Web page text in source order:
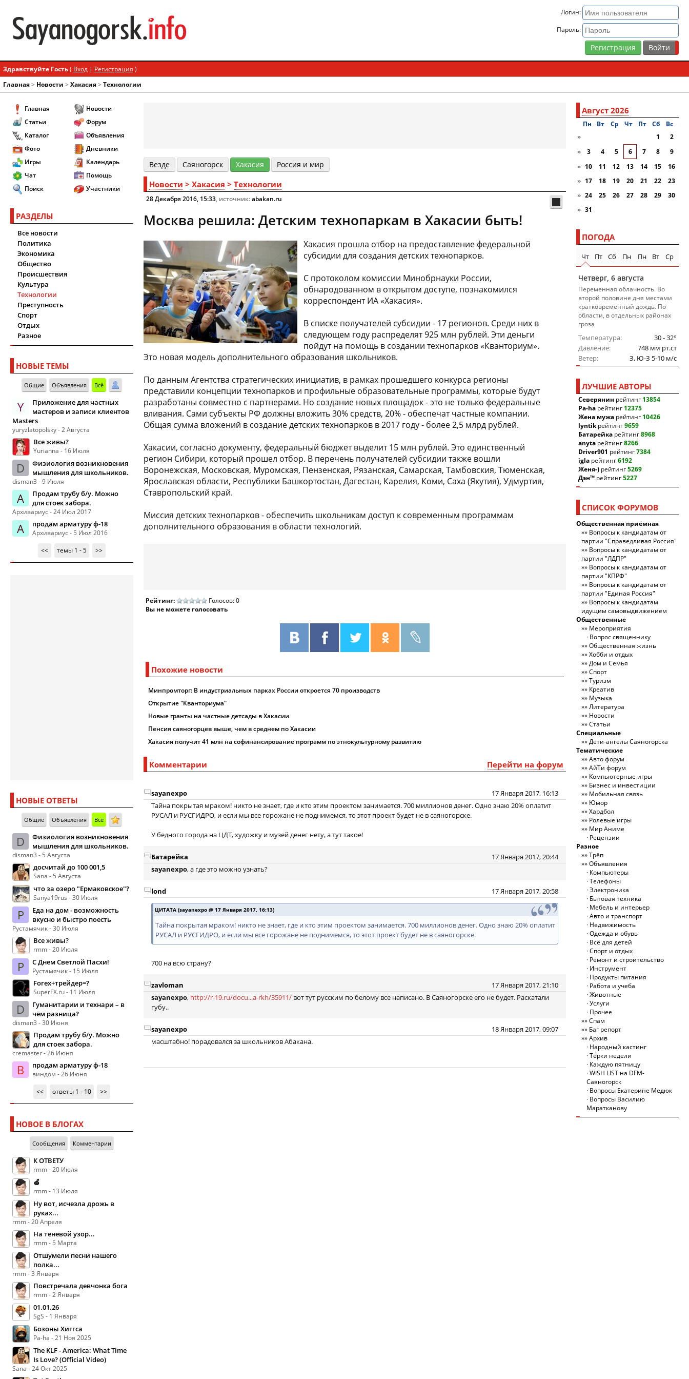
Логин:
Пароль:
Регистрация
Здравствуйте Гость( Вход | Регистрация )
Главная> Новости > Хакасия> Технологии
Главная
Статьи
Каталог
Фото
Игры
Чат
Поиск
Новости
Форум
Объявления
Дневники
Календарь
Помощь
Участники
РАЗДЕЛЫ
Все новости
Политика
Экономика
Общество
Происшествия
Культура
Технологии
Преступность
Спорт
Отдых
Разное
НОВЫЕ ТЕМЫ
Общие Объявления Всё
Y
Приложение для частных
мастеров и записи клиентов
Masters
yuryzlatopolsky - 2 Августа
Все живы?
Yurianna - 16 Июля
D
Физиология возникновения
мышления для школьников.
disman3 - 9 Июля
А
Продам трубу б/у. Можно
для стоек забора.
Архивариус - 24 Июл 2017
А продам арматуру ф-18
Архивариус - 5 Июл 2016
<<
темы 1 - 5 >>
НОВЫЕ ОТВЕТЫ
Общие Объявления Всё
D
Физиология возникновения
мышления для школьников.
disman3 - 5 Августа
досчитай до 100 001,5
Sana - 5 Августа
что за озеро "Ермаковское"?
Sanya19rus - 30 Июля
Р
Еда на дом - возможность
вкусно и быстро поесть
Рустамячик - 30 Июля
Все живы?
rmm - 20 Июля
Р С Днем Светлой Пасхи!
Рустамячик - 15 Июля
Forex+трейдер=?
SuperFX.ru - 11 Июля
D
Гуманитарии и технари – в
чём разница?
disman3 - 30 Июня
Продам трубу б/у. Можно
для стоек забора.
cremaster - 26 Июня
В продам арматуру ф-18
виндом - 26 Июня
<<
ответы 1 - 10 >>
НОВОЕ В БЛОГАХ
Сообщения Комментарии
К ОТВЕТУ
rmm - 20 Июля
🍏
rmm - 13 Июля
Ну вот, исчезла дрожь в
руках...
rmm - 20 Апреля
На теневой узор...
rmm - 5 Марта
Отшумели песни нашего
полка...
rmm - 3 Января
Повстречала девчонка бога
rmm - 2 Января
01.01.26
SgS - 1 Января
Бозоны Хиггса
Pa-ha - 21 Ноя 2025
The KLF - America: What Time
Is Love? (Official Video)
Sana - 24 Окт 2025
Везде Cаяногорск Хакасия Россия и мир
Новости > Хакасия > Технологии
28 Декабря 2016, 15:33, источник:abakan.ru
Москва решила: Детским технопаркам в Хакасии быть!
Хакасия прошла отбор на предоставление федеральной
субсидии для создания детских технопарков.
С протоколом комиссии Минобрнауки России,
обнародованном в открытом доступе, познакомился
корреспондент ИА «Хакасия».
В списке получателей субсидии - 17 регионов. Среди них в
следующем году распределят 925 млн рублей. Эти деньги
пойдут на помощь в создании технопарков «Кванториум».
Это новая модель дополнительного образования школьников.
По данным Агентства стратегических инициатив, в рамках прошедшего конкурса регионы
представили концепции технопарков и профильные образовательные программы, которые будут
разработаны совместно с партнерами. Но создание новых площадок - это не только федеральные
вливания. Сами субъекты РФ должны вложить 30% средств, 20% - обеспечат частные компании.
Общая сумма вложений в создание детских технопарков в 2017 году - более 2,5 млрд рублей.
Хакасии, согласно документу, федеральный бюджет выделит 15 млн рублей. Это единственный
регион Сибири, который прошел отбор. В перечень получателей субсидии также вошли
Воронежская, Московская, Муромская, Пензенская, Рязанская, Самарская, Тамбовския, Тюменская,
Ярославская области, Республики Башкортостан, Дагестан, Карелия, Коми, Саха (Якутия), Удмуртия,
Ставропольский край.
Миссия детских технопарков - обеспечить школьникам доступ к современным программам
дополнительного образования в области технологий.
Рейтинг:
Голосов: 0
Вы не можете голосовать
Похожие новости
Минпромторг: В индустриальных парках России откроется 70 производств
Открытие "Кванториума"
Новые гранты на частные детсады в Хакасии
Пенсия саяногорцев выше, чем в среднем по Хакасии
Хакасия получит 41 млн на софинансирование программ по этнокультурному развитию
Перейти на форум
Комментарии
17 Января 2017, 16:13
sayanexpo
Тайна покрытая мраком! никто не знает, где и кто этим проектом занимается. 700 миллионов денег. Одно знаю 20% оплатит
РУСАЛ и РУСГИДРО, и если мы все горожане не поднимемся, то этот проект будет не в саяногорске.
У бедного города на ЦДТ, художку и музей денег нету, а тут такое!
17 Января 2017, 20:44
Батарейка
sayanexpo, а где это можно узнать?
17 Января 2017, 20:58
lond
ЦИТАТА (sayanexpo @ 17 Января 2017, 16:13)
Тайна покрытая мраком! никто не знает, где и кто этим проектом занимается. 700 миллионов денег. Одно знаю 20% оплатит
РУСАЛ и РУСГИДРО, и если мы все горожане не поднимемся, то этот проект будет не в саяногорске.
700 на всю страну?
17 Января 2017, 21:10
zavloman
sayanexpo, http://r-19.ru/docu...a-rkh/35911/ вот тут русским по белому все написано. В Саяногорске его не будет. Раскатали
губу..
18 Января 2017, 09:07
sayanexpo
масштабно! порадовался за школьников Абакана.
Август 2026
Пн Вт Ср Чт Пт Сб
Вc
»
1
2
»
3 4 5 6 7 8
9
» 10 11 12 13 14 15
16
» 17 18 19 20 21 22
23
» 24 25 26 27 28 29
30
» 31
ПОГОДА
Чт Пт Сб Пн Пн Вт Ср
Четверг, 6 августа
Переменная облачность. Во
второй половине дня местами
кратковременный дождь. По
области, в отдельных районах
гроза
Температура
30 - 32°
Давление
748 мм рт.ст
Ветер
З, Ю-З 5-10 м/c
ЛУЧШИЕ АВТОРЫ
Северянин рейтинг 13854
Pa-ha рейтинг 12375
Жена мужа рейтинг 10426
lyntikрейтинг9659
Батарейка рейтинг8968
anyta рейтинг8266
Driver901 рейтинг7384
igla рейтинг6192
Женя-) рейтинг5269
Дэн™ рейтинг5227
СПИСОК ФОРУМОВ
Общественная приёмная
Вопросы к кандидатам от
партии "Справедливая Россия"
Вопросы к кандидатам от
партии "ЛДПР"
Вопросы к кандидатам от
партии "КПРФ"
Вопросы к кандидатам от
партии "Единая Россия"
Вопросы к кандидатам
идущим самовыдвижением
Общественные
Мероприятия
Вопрос священнику
Общественная жизнь
Хобби и отдых
Дом и Семья
Спорт
Туризм
Креатив
Музыка
Литература
Новости
Статьи
Специальные
Дети-ангелы Саяногорска
Тематические
Авто форум
АйТи форум
Компьютерные игры
Бизнес и инвестиции
Мобильная связь
Юмор
Хардбол
Ролевые игры
Мир Аниме
Рецензии
Разное
Трёп
Объявления
Компьютеры
Телефоны
Электроника
Бытовая техника
Мебель и интерьер
Авто и транспорт
Недвижимость
Одежда и обувь
Всё для детей
Спорт и отдых
Ремонт и строительство
Инструмент
Продукты питания
Работа и учеба
Животные
Услуги
Прочее
Спам
Баг репорт
Архив
Народный кастинг
Тёрки недели
Каждую пятницу
WISH LIST на DFM-
Саяногорск
Вопросы Екатерине Медюк
Вопросы Василию
Маратканову